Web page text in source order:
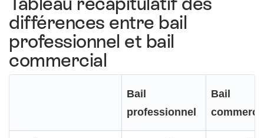
différences entre bail
professionnel et bail
commercial
Bail
professionnel
Bail